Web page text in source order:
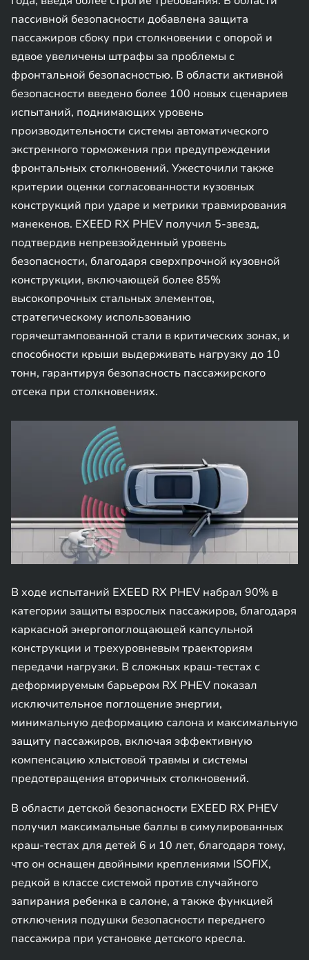
пассивной безопасности добавлена защита
пассажиров сбоку при столкновении с опорой и
вдвое увеличены штрафы за проблемы с
фронтальной безопасностью. В области активной
безопасности введено более 100 новых сценариев
испытаний, поднимающих уровень
производительности системы автоматического
экстренного торможения при предупреждении
фронтальных столкновений. Ужесточили также
критерии оценки согласованности кузовных
конструкций при ударе и метрики травмирования
манекенов. EXEED RX PHEV получил 5-звезд,
подтвердив непревзойденный уровень
безопасности, благодаря сверхпрочной кузовной
конструкции, включающей более 85%
высокопрочных стальных элементов,
стратегическому использованию
горячештампованной стали в критических зонах, и
способности крыши выдерживать нагрузку до 10
тонн, гарантируя безопасность пассажирского
отсека при столкновениях.
В ходе испытаний EXEED RX PHEV набрал 90% в
категории защиты взрослых пассажиров, благодаря
каркасной энергопоглощающей капсульной
конструкции и трехуровневым траекториям
передачи нагрузки. В сложных краш-тестах с
деформируемым барьером RX PHEV показал
исключительное поглощение энергии,
минимальную деформацию салона и максимальную
защиту пассажиров, включая эффективную
компенсацию хлыстовой травмы и системы
предотвращения вторичных столкновений.
В области детской безопасности EXEED RX PHEV
получил максимальные баллы в симулированных
краш-тестах для детей 6 и 10 лет, благодаря тому,
что он оснащен двойными креплениями ISOFIX,
редкой в классе системой против случайного
запирания ребенка в салоне, а также функцией
отключения подушки безопасности переднего
пассажира при установке детского кресла.